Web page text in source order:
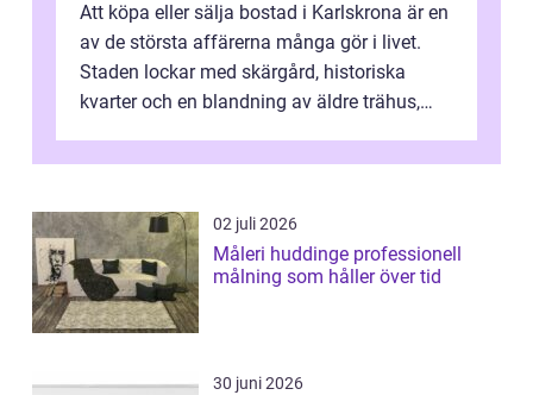
Att köpa eller sälja bostad i Karlskrona är en
av de största affärerna många gör i livet.
Staden lockar med skärgård, historiska
kvarter och en blandning av äldre trähus,
02 juli 2026
Måleri huddinge professionell
målning som håller över tid
30 juni 2026